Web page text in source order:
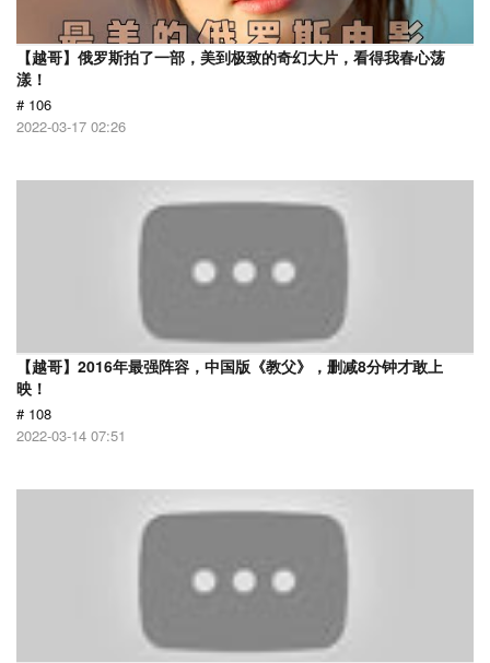
【越哥】俄罗斯拍了一部，美到极致的奇幻大片，看得我春心荡
漾！
# 106
2022-03-17 02:26
【越哥】2016年最强阵容，中国版《教父》，删减8分钟才敢上
映！
# 108
2022-03-14 07:51